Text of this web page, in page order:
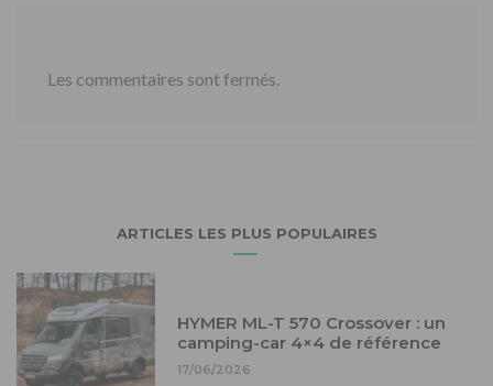
Les commentaires sont fermés.
ARTICLES LES PLUS POPULAIRES
HYMER ML-T 570 Crossover : un
camping-car 4×4 de référence
17/06/2026